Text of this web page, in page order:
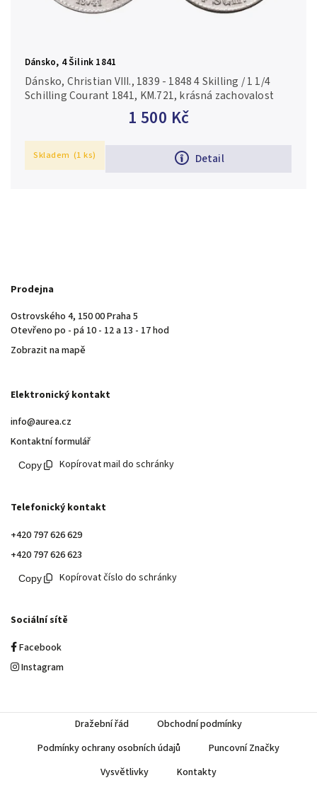
Dánsko, 4 Šilink 1841
1 500 Kč
Detail
Dánsko, Christian VIII., 1839 - 1848 4 Skilling / 1 1/4
Schilling Courant 1841, KM.721, krásná zachovalost
Skladem (1 ks)
Prodejna
Ostrovského 4, 150 00 Praha 5
Otevřeno po - pá 10 - 12 a 13 - 17 hod
Zobrazit na mapě
Elektronický kontakt
info@aurea.cz
Kontaktní formulář
Kopírovat mail do schránky
Telefonický kontakt
+420 797 626 629
+420 797 626 623
Kopírovat číslo do schránky
Sociální sítě
Facebook
Instagram
Dražební řád
Obchodní podmínky
Podmínky ochrany osobních údajů
Puncovní Značky
Vysvětlivky
Kontakty